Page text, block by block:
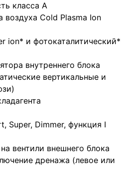
класса А
воздуха Cold Plasma Ion
ion* и фотокаталитический*
внутреннего блока
вертикальные и
Super, Dimmer, функция I
вентили внешнего блока
дренажа (левое или